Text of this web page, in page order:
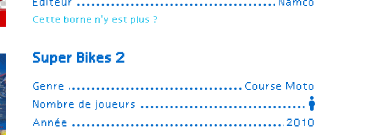
Editeur
Namco
Cette borne n'y est plus ?
Super Bikes 2
Genre
Course Moto
Nombre de joueurs
Année
2010